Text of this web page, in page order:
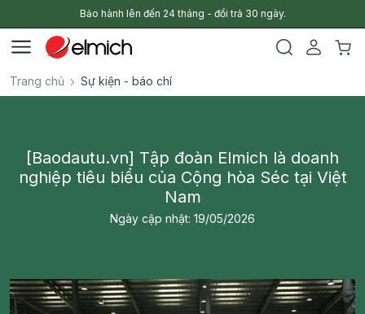
Bảo hành lên đến 24 tháng - đổi trả 30 ngày.
Trang chủ Sự kiện - báo chí
[Baodautu.vn] Tập đoàn Elmich là doanh
nghiệp tiêu biểu của Cộng hòa Séc tại Việt
Nam
Ngày cập nhật: 19/05/2026